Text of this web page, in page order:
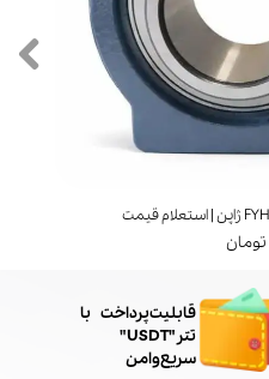
​قابلیت پرداخت با
تتر"USDT"
سریع و امن